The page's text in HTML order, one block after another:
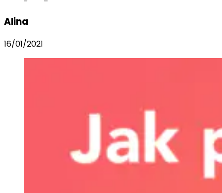
Alina
16/01/2021